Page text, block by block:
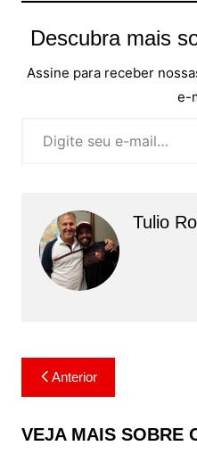
Descubra mais
Assine para receber
e-
Tulio
Navegação
de
Post
Anterior
VEJA MAIS SOBRE